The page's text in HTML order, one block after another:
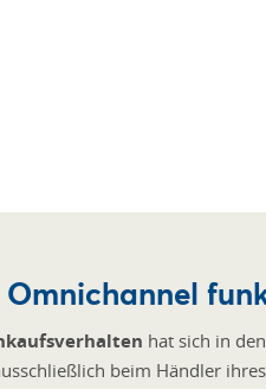
Omnichannel
hat sich in
beim Händler